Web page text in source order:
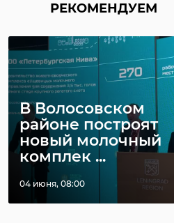
РЕКОМЕНДУЕМ
В Волосовском
районе построят
новый молочный
комплек ...
04 июня, 08:00